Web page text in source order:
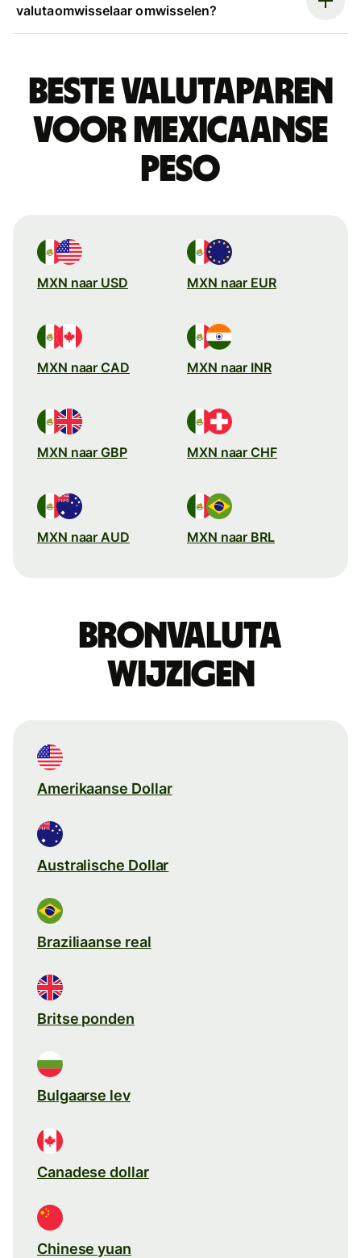
valutaomwisselaar omwisselen?
Beste valutaparen
voor Mexicaanse
peso
MXN naar USD MXN naar EUR
MXN naar CAD MXN naar INR
MXN naar GBP MXN naar CHF
MXN naar AUD MXN naar BRL
Bronvaluta
wijzigen
Amerikaanse Dollar
Australische Dollar
Braziliaanse real
Britse ponden
Bulgaarse lev
Canadese dollar
Chinese yuan